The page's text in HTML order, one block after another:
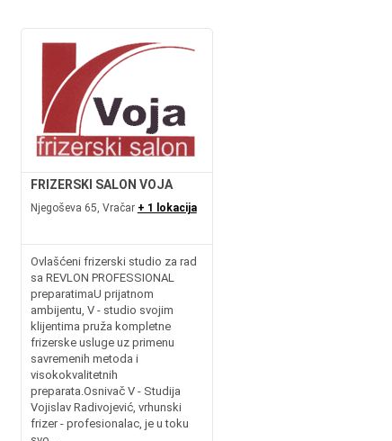
FRIZERSKI SALON VOJA
Njegoševa 65, Vračar + 1 lokacija
Ovlašćeni frizerski studio za rad
sa REVLON PROFESSIONAL
preparatimaU prijatnom
ambijentu, V - studio svojim
klijentima pruža kompletne
frizerske usluge uz primenu
savremenih metoda i
visokokvalitetnih
preparata.Osnivač V - Studija
Vojislav Radivojević, vrhunski
frizer - profesionalac, je u toku